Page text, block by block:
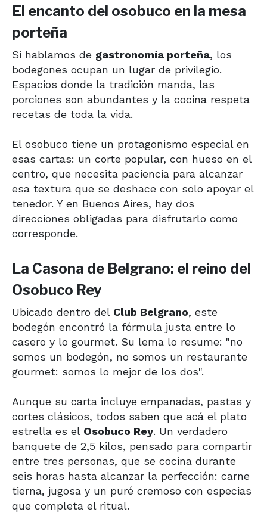
El encanto del osobuco en la mesa
porteña
Si hablamos de gastronomía porteña, los
bodegones ocupan un lugar de privilegio.
Espacios donde la tradición manda, las
porciones son abundantes y la cocina respeta
recetas de toda la vida.
El osobuco tiene un protagonismo especial en
esas cartas: un corte popular, con hueso en el
centro, que necesita paciencia para alcanzar
esa textura que se deshace con solo apoyar el
tenedor. Y en Buenos Aires, hay dos
direcciones obligadas para disfrutarlo como
corresponde.
La Casona de Belgrano: el reino del
Osobuco Rey
Ubicado dentro del Club Belgrano, este
bodegón encontró la fórmula justa entre lo
casero y lo gourmet. Su lema lo resume: "no
somos un bodegón, no somos un restaurante
gourmet: somos lo mejor de los dos".
Aunque su carta incluye empanadas, pastas y
cortes clásicos, todos saben que acá el plato
estrella es el Osobuco Rey. Un verdadero
banquete de 2,5 kilos, pensado para compartir
entre tres personas, que se cocina durante
seis horas hasta alcanzar la perfección: carne
tierna, jugosa y un puré cremoso con especias
que completa el ritual.